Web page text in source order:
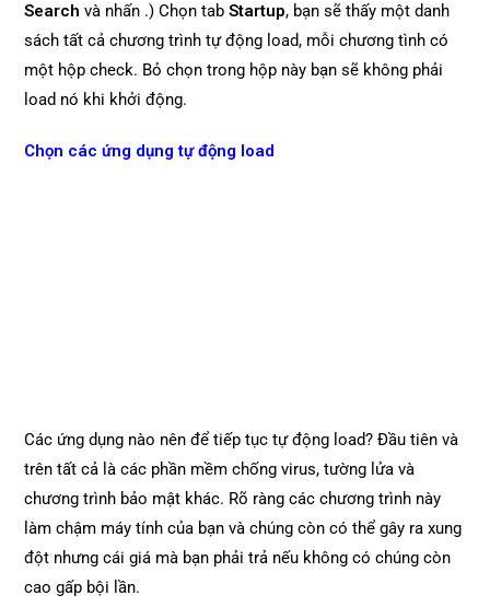
Search và nhấn .) Chọn tabStartup, bạn sẽ thấy một danh
sách tất cả chương trình tự động load, mỗi chương tình có
một hộp check. Bỏ chọn trong hộp này bạn sẽ không phải
load nó khi khởi động.
Chọn các ứng dụng tự động load
Các ứng dụng nào nên để tiếp tục tự động load? Đầu tiên và
trên tất cả là các phần mềm chống virus, tường lửa và
chương trình bảo mật khác. Rõ ràng các chương trình này
làm chậm máy tính của bạn và chúng còn có thể gây ra xung
đột nhưng cái giá mà bạn phải trả nếu không có chúng còn
cao gấp bội lần.